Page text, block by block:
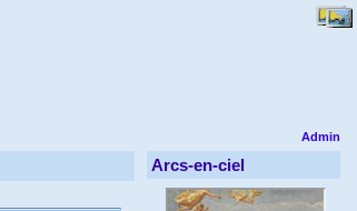
Admin
Arcs-en-ciel